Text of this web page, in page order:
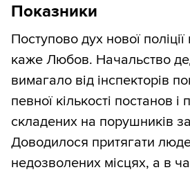
Показники
Поступово дух нової
каже Любов. Начальство
вимагало від інспекторів
певної кількості постанов і
складених на порушників
Доводилося притягати
недозволених місцях, а в